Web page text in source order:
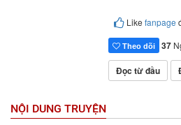
Like fanpage
Theo dõi 37
Đọc từ đầu
NỘI DUNG TRUYỆN